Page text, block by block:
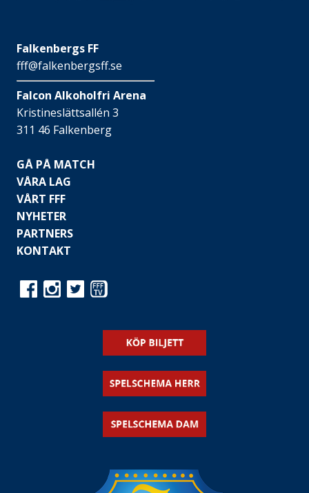
Falkenbergs FF
fff@falkenbergsff.se
Falcon Alkoholfri Arena
Kristineslättsallén 3
311 46 Falkenberg
GÅ PÅ MATCH
VÅRA LAG
VÅRT FFF
NYHETER
PARTNERS
KONTAKT